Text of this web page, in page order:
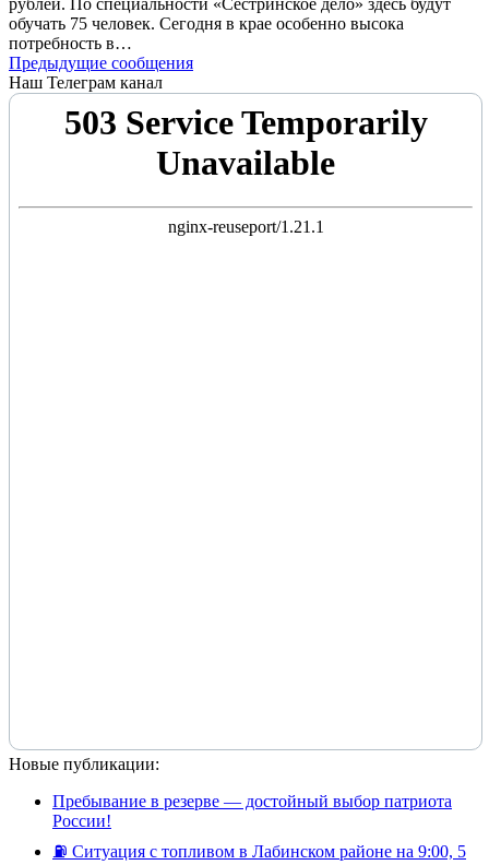
рублей. По специальности «Сестринское дело» здесь будут
обучать 75 человек. Сегодня в крае особенно высока
потребность в…
Предыдущие сообщения
Наш Телеграм канал
Новые публикации:
Пребывание в резерве — достойный выбор патриота
России!
⛽️ Ситуация с топливом в Лабинском районе на 9:00, 5